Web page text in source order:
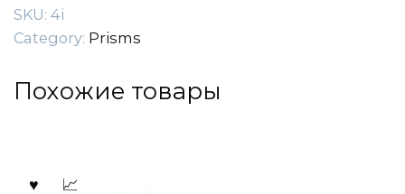
SKU: 4i
Category: Prisms
Похожие товары